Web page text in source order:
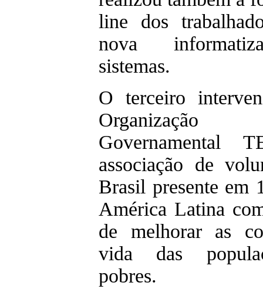
line dos
nova
sistemas.
O terceiro
Governamental
associação de
Brasil presente em
América Latina
de melhorar as
vida das
pobres.